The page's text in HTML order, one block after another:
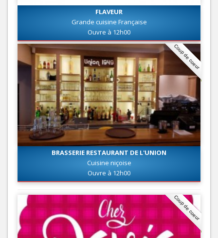
FLAVEUR
Grande cuisine Française
Ouvre à 12h00
Coup de coeur
BRASSERIE RESTAURANT DE L'UNION
Cuisine niçoise
Ouvre à 12h00
Coup de coeur